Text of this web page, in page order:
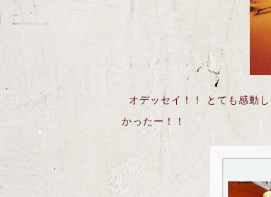
オデッセイ！！ とても感動
かったー！！